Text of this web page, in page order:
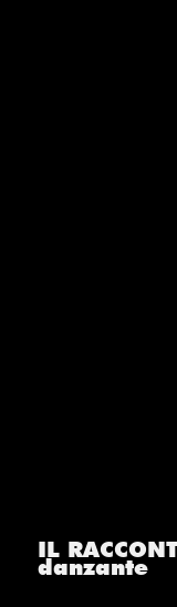
IL
danzante